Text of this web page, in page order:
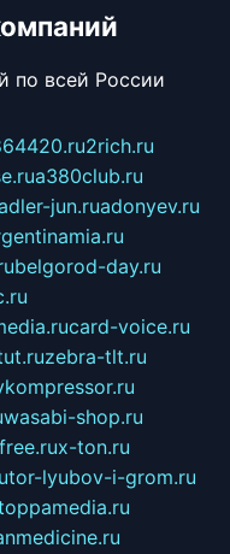
по всей России
2rich.ru
a380club.ru
jun.ruadonyev.ru
belgorod-day.ru
card-voice.ru
zebra-tlt.ru
wasabi-shop.ru
x-ton.ru
tor-lyubov-i-grom.ru